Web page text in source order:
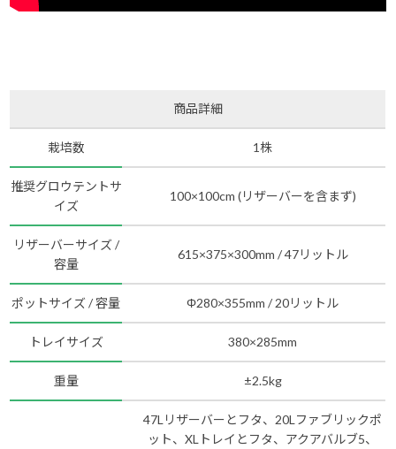
商品詳細
栽培数 1株
推奨グロウテントサ
イズ
100×100cm (リザーバーを含まず)
リザーバーサイズ /
容量
615×375×300mm / 47リットル
ポットサイズ / 容量 Φ280×355mm / 20リットル
トレイサイズ 380×285mm
重量 ±2.5kg
47Lリザーバーとフタ、20Lファブリックポ
ット、XLトレイとフタ、アクアバルブ5、